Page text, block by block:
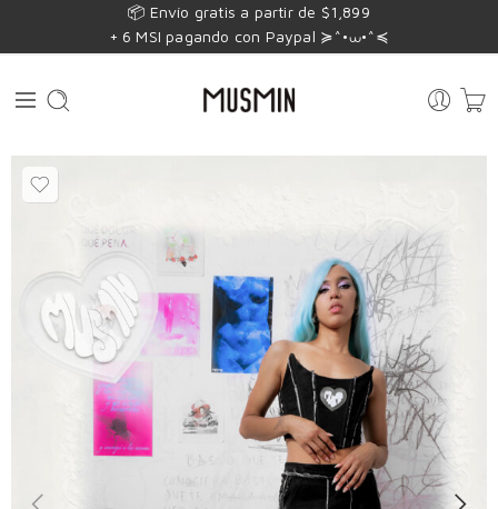
📦 Envío gratis a partir de $1,899
+ 6 MSI pagando con Paypal ≽^•⩊•^≼